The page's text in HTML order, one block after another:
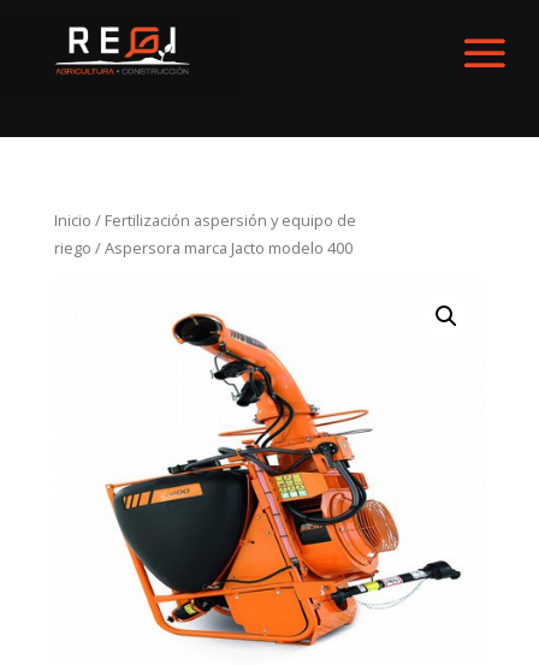
Inicio / Fertilización aspersión y equipo de
riego / Aspersora marca Jacto modelo 400